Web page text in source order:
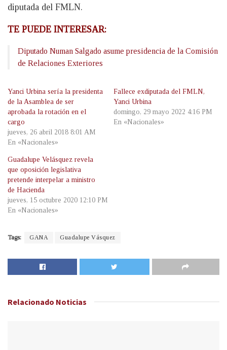
diputada del FMLN.
TE PUEDE INTERESAR:
Diputado Numan Salgado asume presidencia de la Comisión
de Relaciones Exteriores
Yanci Urbina sería la presidenta
de la Asamblea de ser
aprobada la rotación en el
cargo
jueves, 26 abril 2018 8:01 AM
En «Nacionales»
Fallece exdiputada del FMLN,
Yanci Urbina
domingo, 29 mayo 2022 4:16 PM
En «Nacionales»
Guadalupe Velásquez revela
que oposición legislativa
pretende interpelar a ministro
de Hacienda
jueves, 15 octubre 2020 12:10 PM
En «Nacionales»
Tags: GANA Guadalupe Vásquez
Relacionado Noticias